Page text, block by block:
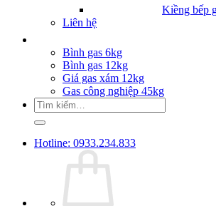
Kiềng bếp
Liên hệ
Bình gas 6kg
Bình gas 12kg
Giá gas xám 12kg
Gas công nghiệp 45kg
Tìm
kiếm:
Hotline: 0933.234.833